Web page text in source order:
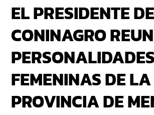
EL PRESIDENTE DE
CONINAGRO
PERSONALIDADES
FEMENINAS DE LA
PROVINCIA DE